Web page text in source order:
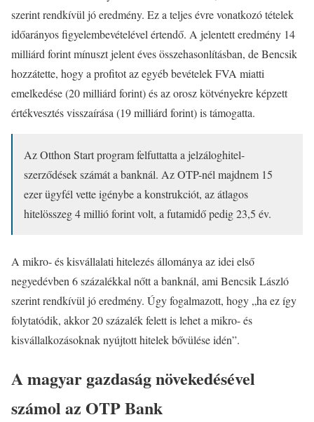
szerint rendkívül jó eredmény. Ez a teljes évre vonatkozó tételek
időarányos figyelembevételével értendő. A jelentett eredmény 14
milliárd forint mínuszt jelent éves összehasonlításban, de Bencsik
hozzátette, hogy a profitot az egyéb bevételek FVA miatti
emelkedése (20 milliárd forint) és az orosz kötvényekre képzett
értékvesztés visszaírása (19 milliárd forint) is támogatta.
Az Otthon Start program felfuttatta a jelzáloghitel-
szerződések számát a banknál. Az OTP-nél majdnem 15
ezer ügyfél vette igénybe a konstrukciót, az átlagos
hitelösszeg 4 millió forint volt, a futamidő pedig 23,5 év.
A mikro- és kisvállalati hitelezés állománya az idei első
negyedévben 6 százalékkal nőtt a banknál, ami Bencsik László
szerint rendkívül jó eredmény. Úgy fogalmazott, hogy „ha ez így
folytatódik, akkor 20 százalék felett is lehet a mikro- és
kisvállalkozásoknak nyújtott hitelek bővülése idén”.
A magyar gazdaság növekedésével
számol az OTP Bank